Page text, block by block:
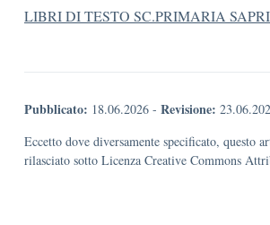
LIBRI DI TESTO SC.PRIMARIA SAPRI
Pubblicato: 18.06.2026 - Revisione:
Eccetto dove diversamente specificato, questo
rilasciato sotto Licenza Creative Commons